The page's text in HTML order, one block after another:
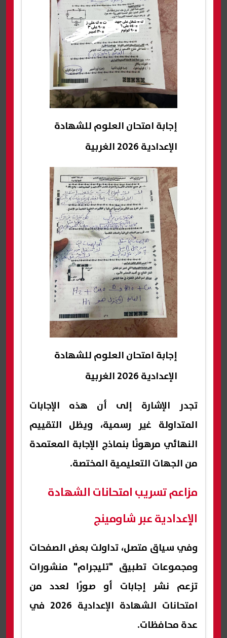
إجابة امتحان العلوم للشهادة
الإعدادية 2026 الغربية
إجابة امتحان العلوم للشهادة
الإعدادية 2026 الغربية
تجدر الإشارة إلى أن هذه الإجابات
المتداولة غير رسمية، ويظل التقييم
النهائي مرهونًا بنماذج الإجابة المعتمدة
من الجهات التعليمية المختصة.
مزاعم تسريب امتحانات الشهادة
الإعدادية عبر شاومينج
وفي سياق متصل، تداولت بعض الصفحات
ومجموعات تطبيق "تليجرام" منشورات
تزعم نشر إجابات أو صورًا لعدد من
امتحانات الشهادة الإعدادية 2026 في
عدة محافظات.